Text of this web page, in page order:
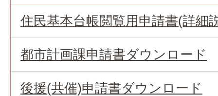
住民基本台帳閲覧用申請書(詳細
都市計画課申請書ダウンロード
後援(共催)申請書ダウンロード